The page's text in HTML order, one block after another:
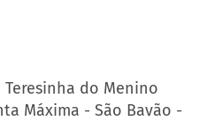
do Menino
Máxima - São Bavão -